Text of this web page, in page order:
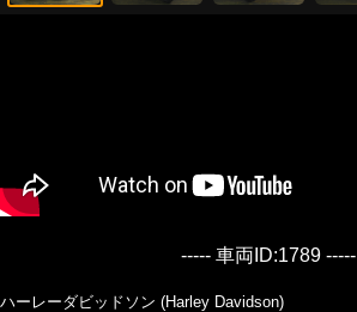
----- 車両ID:1789 -----
ハーレーダビッドソン (Harley Davidson)